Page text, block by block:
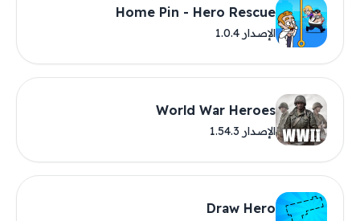
Home Pin - Hero Rescue
الإصدار 1.0.4
World War Heroes
الإصدار 1.54.3
Draw Hero